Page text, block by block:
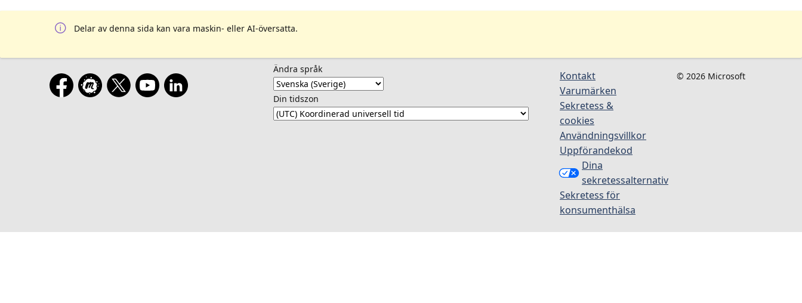
Delar av denna sida kan vara maskin- eller AI-översatta.
Ändra språk
Din tidszon
Kontakt
Varumärken
Sekretess &
cookies
Användningsvillkor
Uppförandekod
Dina
sekretessalternativ
Sekretess för
konsumenthälsa
© 2026 Microsoft